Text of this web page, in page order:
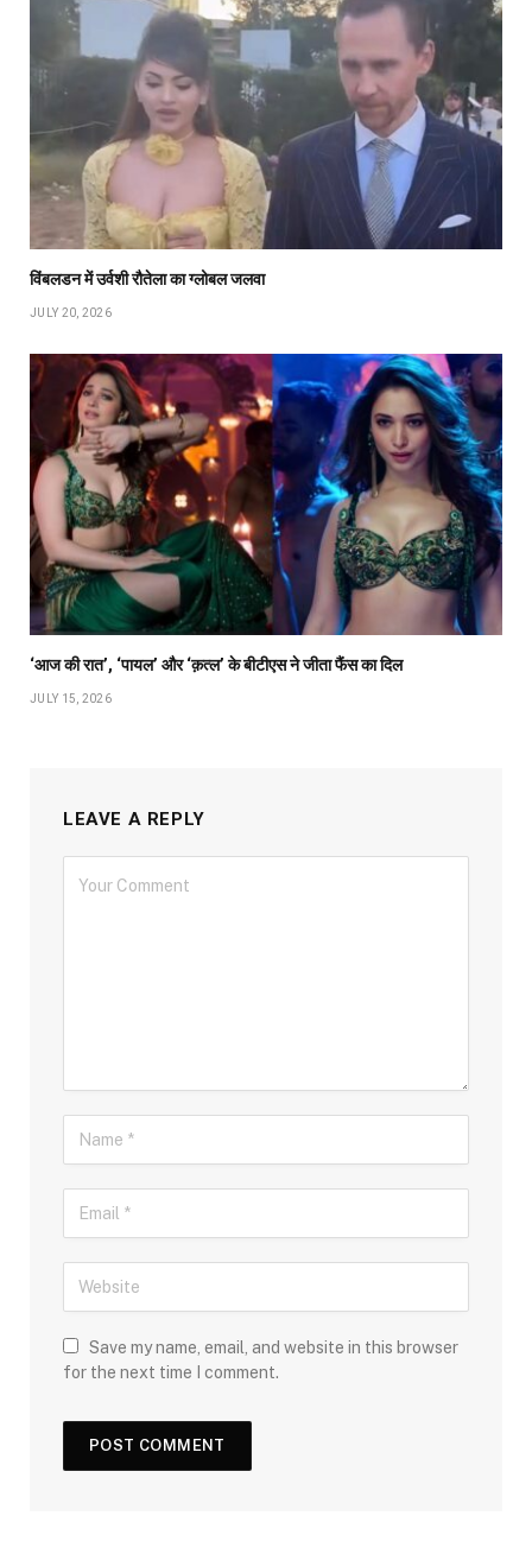
विंबलडन में उर्वशी रौतेला का ग्लोबल जलवा
JULY 20, 2026
‘आज की रात’, ‘पायल’ और ‘क़त्ल’ के बीटीएस ने जीता फैंस का दिल
JULY 15, 2026
LEAVE A REPLY
Save my name, email, and website in this browser
for the next time I comment.